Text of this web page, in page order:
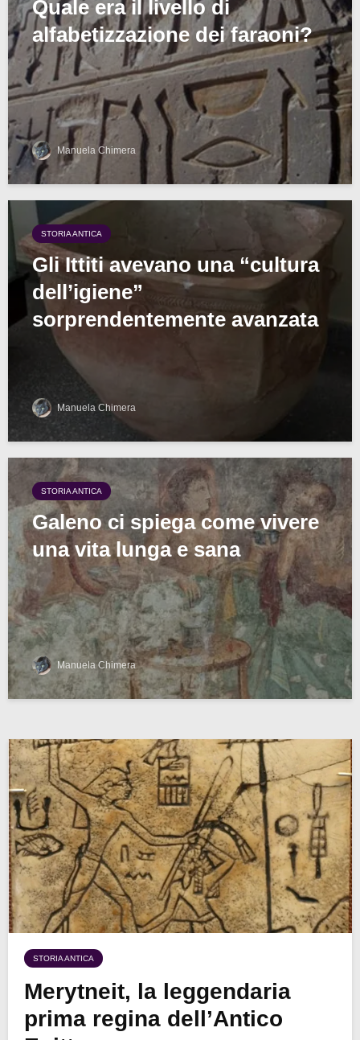
Quale era il livello di
alfabetizzazione dei faraoni?
Manuela Chimera
STORIA ANTICA
Gli Ittiti avevano una “cultura
dell’igiene”
sorprendentemente avanzata
Manuela Chimera
STORIA ANTICA
Galeno ci spiega come vivere
una vita lunga e sana
Manuela Chimera
STORIA ANTICA
Merytneit, la leggendaria
prima regina dell’Antico